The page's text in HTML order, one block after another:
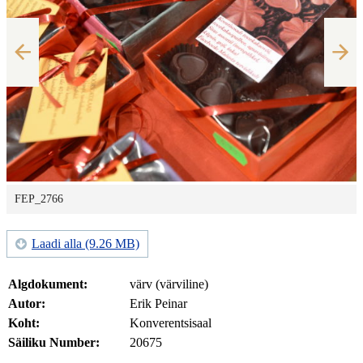
FEP_2766
Laadi alla (9.26 MB)
Algdokument:
värv (värviline)
Autor:
Erik Peinar
Koht:
Konverentsisaal
Säiliku Number:
20675